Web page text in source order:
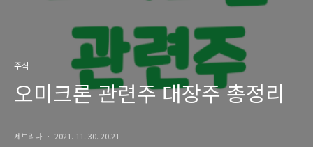
주식
오미크론 관련주 대장주 총정리
제브리나 2021. 11. 30. 20:21